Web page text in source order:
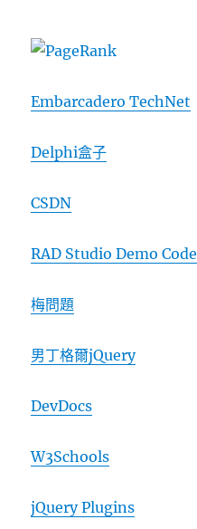
Embarcadero TechNet
Delphi盒子
CSDN
RAD Studio Demo Code
梅問題
男丁格爾jQuery
DevDocs
W3Schools
jQuery Plugins